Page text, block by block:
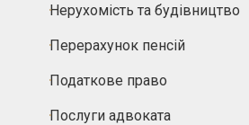
Нерухомість та будівництво
Перерахунок пенсій
Податкове право
Послуги адвоката